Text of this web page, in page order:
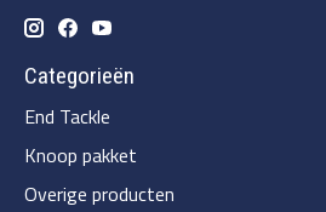
Categorieën
End Tackle
Knoop pakket
Overige producten